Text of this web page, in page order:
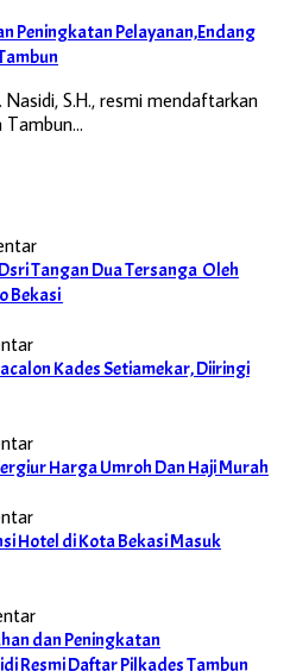
Peningkatan Pelayanan,Endang
S.H., resmi mendaftarkan
Tambun…
Tangan Dua Tersanga Oleh
Bekasi
Kades Setiamekar, Diiringi
Harga Umroh Dan Haji Murah
Hotel di Kota Bekasi Masuk
dan Peningkatan
Resmi Daftar Pilkades Tambun